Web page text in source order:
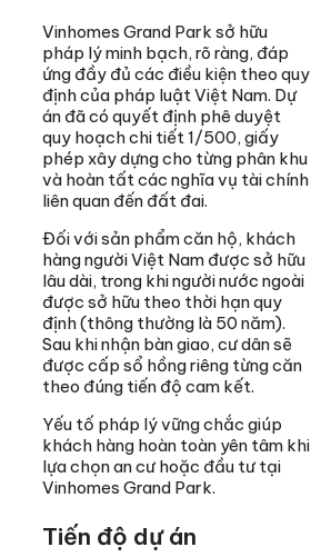
Vinhomes Grand Park sở hữu
pháp lý minh bạch, rõ ràng, đáp
ứng đầy đủ các điều kiện theo quy
định của pháp luật Việt Nam. Dự
án đã có quyết định phê duyệt
quy hoạch chi tiết 1/500, giấy
phép xây dựng cho từng phân khu
và hoàn tất các nghĩa vụ tài chính
liên quan đến đất đai.
Đối với sản phẩm căn hộ, khách
hàng người Việt Nam được sở hữu
lâu dài, trong khi người nước ngoài
được sở hữu theo thời hạn quy
định (thông thường là 50 năm).
Sau khi nhận bàn giao, cư dân sẽ
được cấp sổ hồng riêng từng căn
theo đúng tiến độ cam kết.
Yếu tố pháp lý vững chắc giúp
khách hàng hoàn toàn yên tâm khi
lựa chọn an cư hoặc đầu tư tại
Vinhomes Grand Park.
Tiến độ dự án